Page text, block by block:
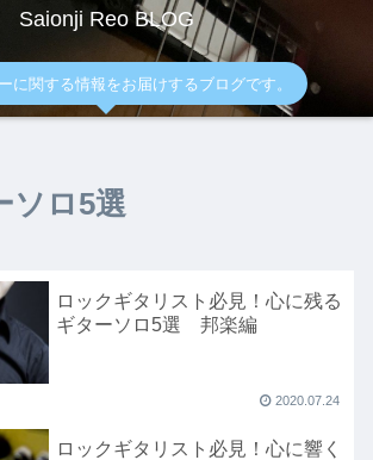
Saionji Reo BLOG
に関する情報をお届けするブログです。
ソロ5選
ロックギタリスト必見！心に残る
ギターソロ5選 邦楽編
2020.07.24
ロックギタリスト必見！心に響く